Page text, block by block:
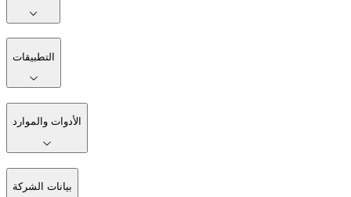
التطبيقات
الأدوات والموارد
بيانات الشركة